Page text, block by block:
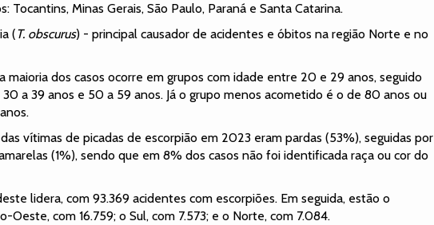
Tocantins, Minas Gerais, São Paulo, Paraná e Santa Catarina.
(T. obscurus) - principal causador de acidentes e óbitos na região Norte e no
maioria dos casos ocorre em grupos com idade entre 20 e 29 anos, seguido
a 39 anos e 50 a 59 anos. Já o grupo menos acometido é o de 80 anos ou
vítimas de picadas de escorpião em 2023 eram pardas (53%), seguidas por
(1%), sendo que em 8% dos casos não foi identificada raça ou cor do
lidera, com 93.369 acidentes com escorpiões. Em seguida, estão o
Oeste, com 16.759; o Sul, com 7.573; e o Norte, com 7.084.